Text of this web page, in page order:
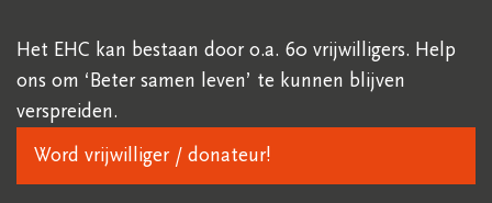
Het EHC kan bestaan door o.a. 60 vrijwilligers. Help
ons om ‘Beter samen leven’ te kunnen blijven
verspreiden.
Word vrijwilliger / donateur!